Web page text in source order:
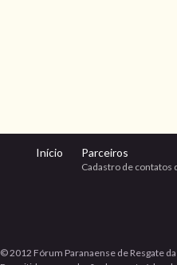
Início Parceiros
Cadastro de contatos
© 2012 Fórum Paranaense de Resgate